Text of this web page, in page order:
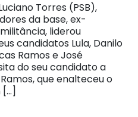
Torres (PSB),
da base, ex-
liderou
candidatos Lula, Danilo
Ramos e José
do seu candidato a
que enalteceu o
[…]